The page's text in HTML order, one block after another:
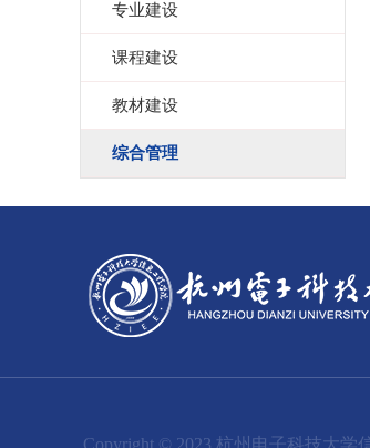
专业建设
课程建设
教材建设
综合管理
Copyright © 2023 杭州电子科技大学